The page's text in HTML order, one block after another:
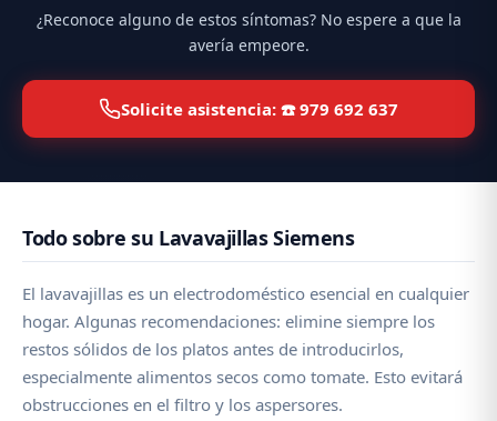
¿Reconoce alguno de estos síntomas? No espere a que la
avería empeore.
Solicite asistencia: ☎️ 979 692 637
Todo sobre su Lavavajillas Siemens
El lavavajillas es un electrodoméstico esencial en cualquier
hogar. Algunas recomendaciones: elimine siempre los
restos sólidos de los platos antes de introducirlos,
especialmente alimentos secos como tomate. Esto evitará
obstrucciones en el filtro y los aspersores.